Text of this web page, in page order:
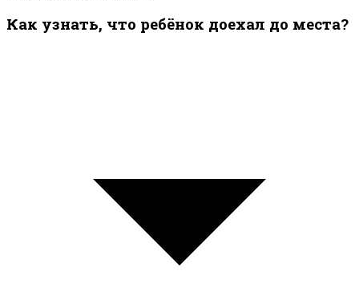
Как узнать, что ребёнок доехал до места?